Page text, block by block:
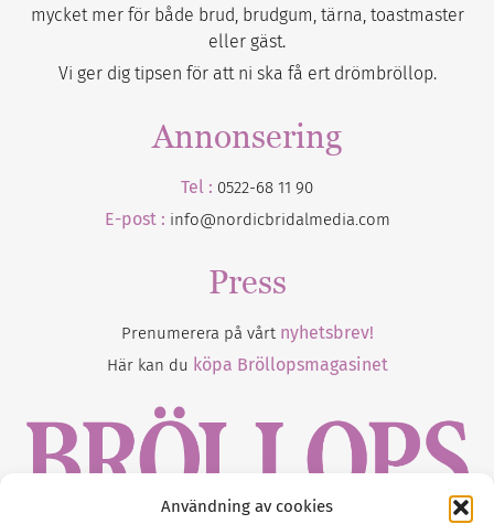
Användning av cookies
mycket mer för både brud, brudgum, tärna, toastmaster
eller gäst.
Vi ger dig tipsen för att ni ska få ert drömbröllop.
Annonsering
Tel : 0522-68 11 90
E-post : info@nordicbridalmedia.com
Press
Prenumerera på vårt nyhetsbrev!
Här kan du köpa Bröllopsmagasinet